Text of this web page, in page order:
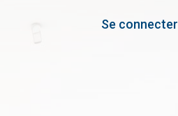
Se connecter